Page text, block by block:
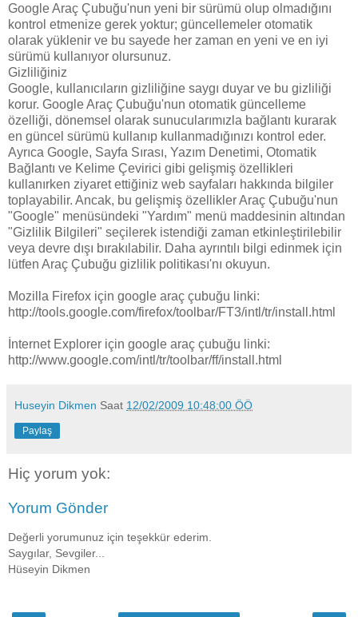
Google Araç Çubuğu'nun yeni bir sürümü olup olmadığını
kontrol etmenize gerek yoktur; güncellemeler otomatik
olarak yüklenir ve bu sayede her zaman en yeni ve en iyi
sürümü kullanıyor olursunuz.
Gizliliğiniz
Google, kullanıcıların gizliliğine saygı duyar ve bu gizliliği
korur. Google Araç Çubuğu'nun otomatik güncelleme
özelliği, dönemsel olarak sunucularımızla bağlantı kurarak
en güncel sürümü kullanıp kullanmadığınızı kontrol eder.
Ayrıca Google, Sayfa Sırası, Yazım Denetimi, Otomatik
Bağlantı ve Kelime Çevirici gibi gelişmiş özellikleri
kullanırken ziyaret ettiğiniz web sayfaları hakkında bilgiler
toplayabilir. Ancak, bu gelişmiş özellikler Araç Çubuğu'nun
"Google" menüsündeki "Yardım" menü maddesinin altından
"Gizlilik Bilgileri" seçilerek istendiği zaman etkinleştirilebilir
veya devre dışı bırakılabilir. Daha ayrıntılı bilgi edinmek için
lütfen Araç Çubuğu gizlilik politikası'nı okuyun.
Mozilla Firefox için google araç çubuğu linki:
http://tools.google.com/firefox/toolbar/FT3/intl/tr/install.html
İnternet Explorer için google araç çubuğu linki:
http://www.google.com/intl/tr/toolbar/ff/install.html
Huseyin Dikmen Saat 12/02/2009 10:48:00 ÖÖ
Paylaş
Hiç yorum yok:
Yorum Gönder
Değerli yorumunuz için teşekkür ederim.
Saygılar, Sevgiler...
Hüseyin Dikmen